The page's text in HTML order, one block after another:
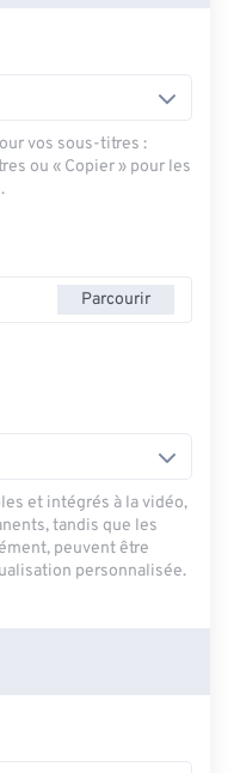
vos sous-titres :
ou « Copier » pour les
Parcourir
et intégrés à la vidéo,
tandis que les
peuvent être
personnalisée.